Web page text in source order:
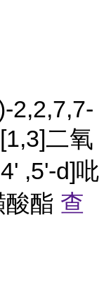
2,2,7,7-
二氧
,5'-d]吡
酸酯 查